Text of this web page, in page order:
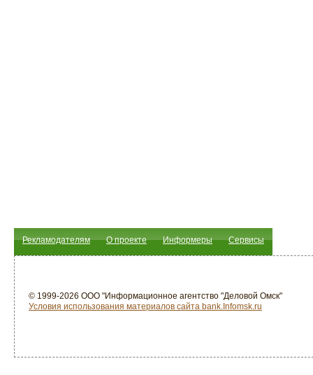
Рекламодателям О проекте Информеры Сервисы
© 1999-2026 ООО "Информационное агентство "Деловой Омск"
Условия использования материалов сайта bank.Infomsk.ru